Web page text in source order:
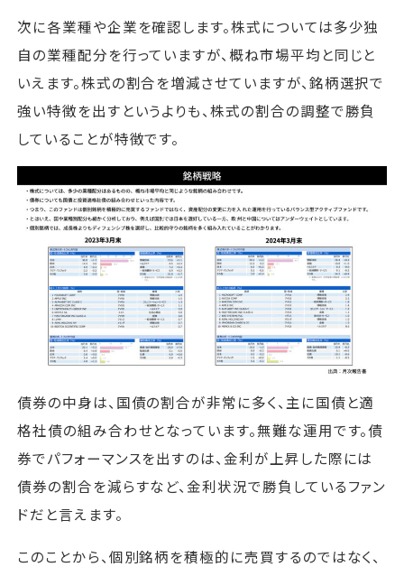
次に各業種や企業を確認します。株式については多少独
自の業種配分を行っていますが、概ね市場平均と同じと
いえます。株式の割合を増減させていますが、銘柄選択で
強い特徴を出すというよりも、株式の割合の調整で勝負
していることが特徴です。
債券の中身は、国債の割合が非常に多く、主に国債と適
格社債の組み合わせとなっています。無難な運用です。債
券でパフォーマンスを出すのは、金利が上昇した際には
債券の割合を減らすなど、金利状況で勝負しているファン
ドだと言えます。
このことから、個別銘柄を積極的に売買するのではなく、